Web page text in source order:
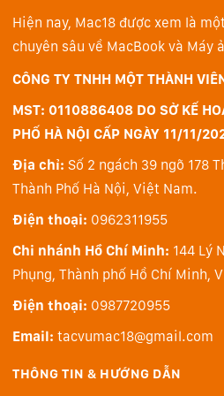
Bàn phím và Touchpad
Bàn phím của chiếc Legion
Fullsize và được trang bị bàn
lượng không kém gì bán phím
Hiện nay, Mac18 được xem là
chuyên sâu về MacBook và Máy
CÔNG TY TNHH MỘT THÀNH
MST: 0110886408 DO SỞ KẾ
PHỐ HÀ NỘI CẤP NGÀY 11/11/
Địa chỉ: Số 2 ngách 39 ngõ 178
Thành Phố Hà Nội, Việt Nam.
Điện thoại: 0962311955
Chi nhánh Hồ Chí Minh: 144 Lý
Phụng, Thành phố Hồ Chí Minh,
Điện thoại: 0987720955
Email: tacvumac18@gmail.com
THÔNG TIN & HƯỚNG DẪN